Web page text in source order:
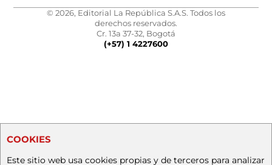
© 2026, Editorial La República S.A.S. Todos los
derechos reservados.
Cr. 13a 37-32, Bogotá
(+57) 1 4227600
COOKIES
Este sitio web usa cookies propias y de terceros para analizar